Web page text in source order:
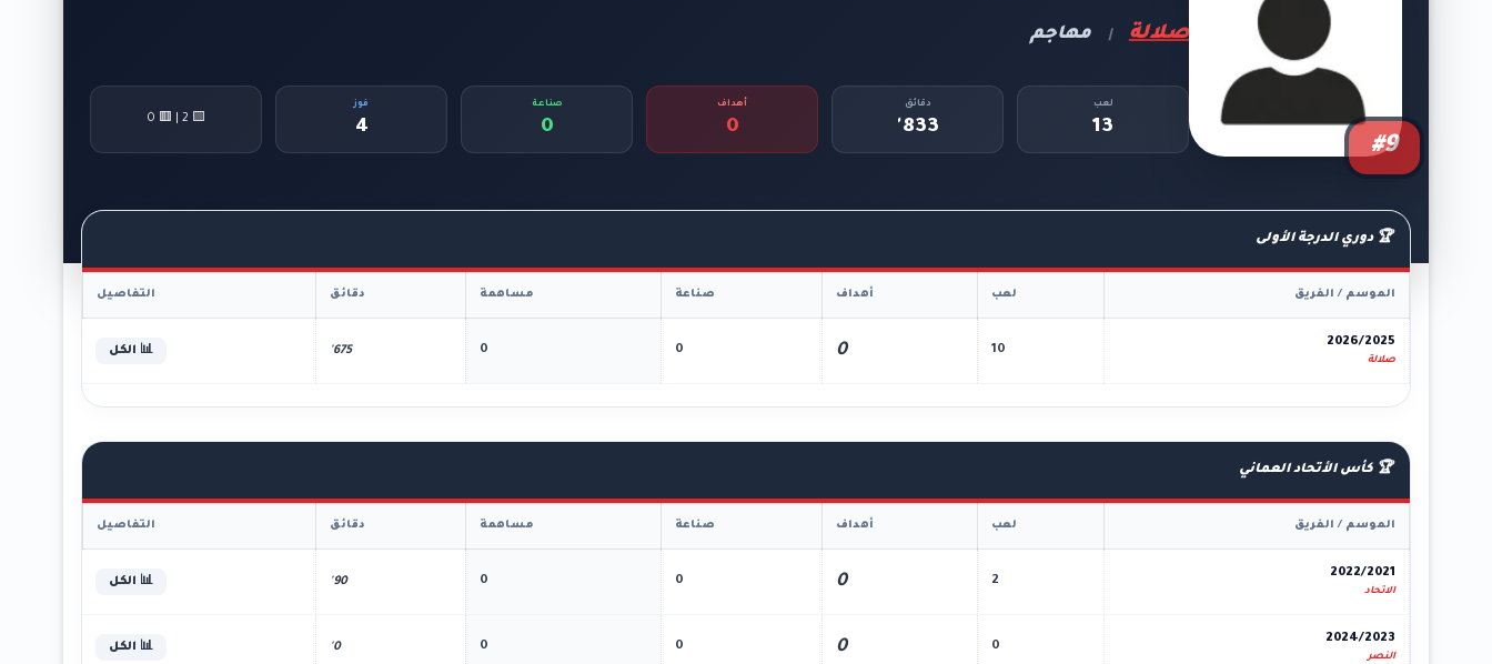
#9
صلالة | مهاجم
لعب
13
دقائق
833'
أهداف
0
صناعة
0
فوز
4
🟨 2 | 🟥 0
🏆 دوري الدرجة الأولى
الموسم / الفريق لعب أهداف صناعة مساهمة دقائق التفاصيل
2026/2025
صلالة
10
0
0
0
675' 📊 الكل
🏆 كأس الأتحاد العماني
الموسم / الفريق لعب أهداف صناعة مساهمة دقائق التفاصيل
2022/2021
الاتحاد
2
0
0
0
90' 📊 الكل
2024/2023
النصر
0
0
0
0
0' 📊 الكل